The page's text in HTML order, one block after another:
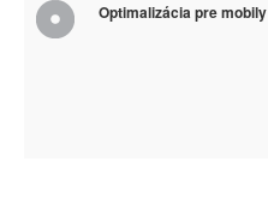
Optimalizácia pre mobily